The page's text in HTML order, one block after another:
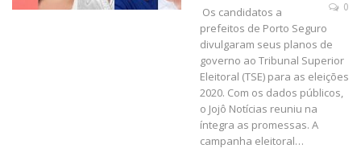
0
Os candidatos a
prefeitos de Porto Seguro
divulgaram seus planos de
governo ao Tribunal Superior
Eleitoral (TSE) para as eleições
2020. Com os dados públicos,
o Jojô Notícias reuniu na
íntegra as promessas. A
campanha eleitoral…